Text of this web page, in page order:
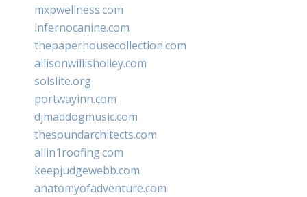
mxpwellness.com
infernocanine.com
thepaperhousecollection.com
allisonwillisholley.com
solslite.org
portwayinn.com
djmaddogmusic.com
thesoundarchitects.com
allin1roofing.com
keepjudgewebb.com
anatomyofadventure.com